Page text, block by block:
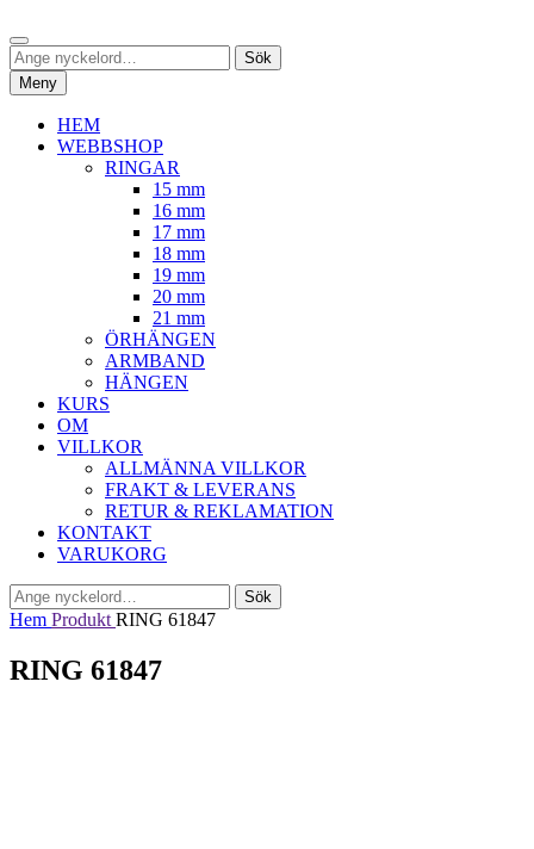
Hoppa
till
innehåll
Sök
Sök
efter:
Sök
Meny
HEM
WEBBSHOP
RINGAR
15 mm
16 mm
17 mm
18 mm
19 mm
20 mm
21 mm
ÖRHÄNGEN
ARMBAND
HÄNGEN
KURS
OM
VILLKOR
ALLMÄNNA VILLKOR
FRAKT & LEVERANS
RETUR & REKLAMATION
KONTAKT
VARUKORG
Sök
efter:
Sök
Hem Produkt RING 61847
RING 61847